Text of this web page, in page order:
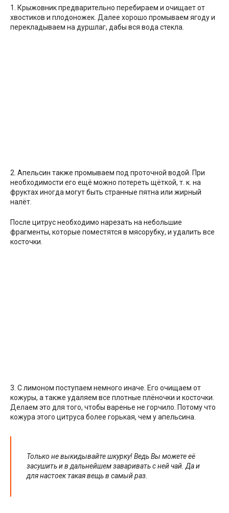
1. Крыжовник предварительно перебираем и очищает от
хвостиков и плодоножек. Далее хорошо промываем ягоду и
перекладываем на дуршлаг, дабы вся вода стекла.
2. Апельсин также промываем под проточной водой. При
необходимости его ещё можно потереть щёткой, т. к. на
фруктах иногда могут быть странные пятна или жирный
налёт.
После цитрус необходимо нарезать на небольшие
фрагменты, которые поместятся в мясорубку, и удалить все
косточки.
3. С лимоном поступаем немного иначе. Его очищаем от
кожуры, а также удаляем все плотные плёночки и косточки.
Делаем это для того, чтобы варенье не горчило. Потому что
кожура этого цитруса более горькая, чем у апельсина.
Только не выкидывайте шкурку! Ведь Вы можете её
засушить и в дальнейшем заваривать с ней чай. Да и
для настоек такая вещь в самый раз.